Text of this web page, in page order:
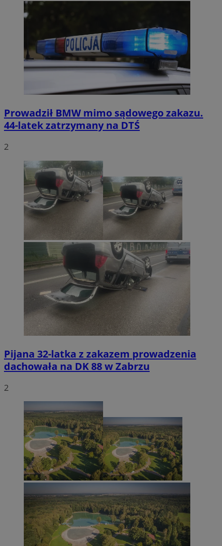
Prowadził BMW mimo sądowego zakazu.
44-latek zatrzymany na DTŚ
2
Pijana 32-latka z zakazem prowadzenia
dachowała na DK 88 w Zabrzu
2